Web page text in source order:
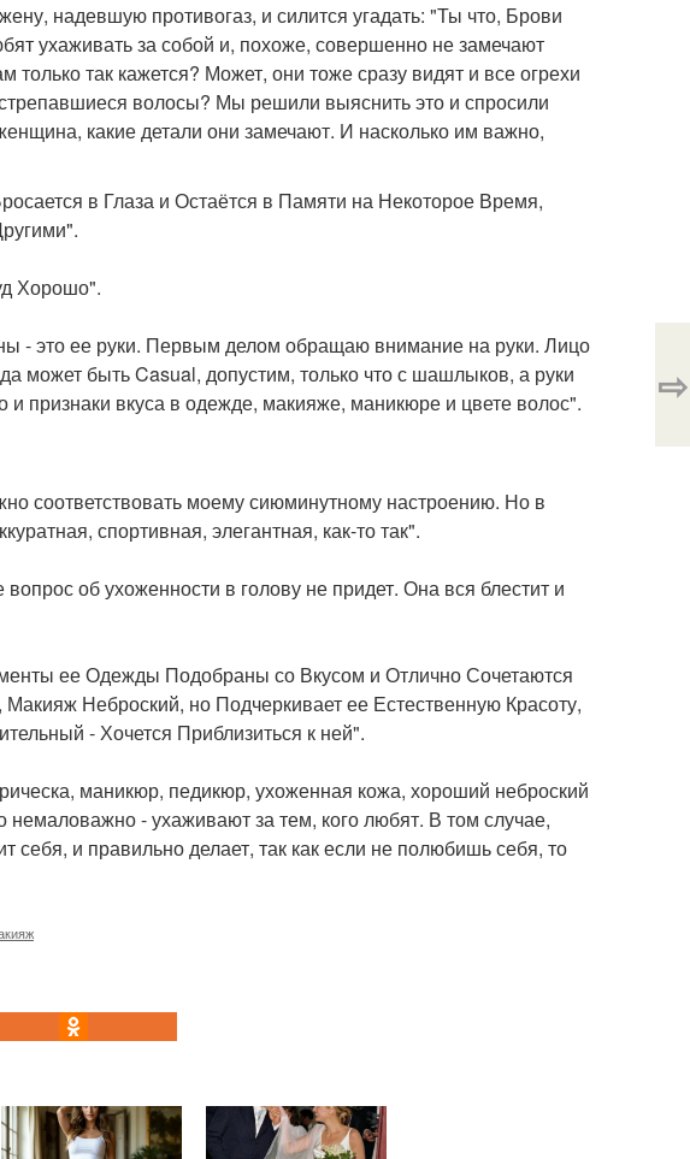
надевшую противогаз, и силится угадать: "Ты что, Брови
ухаживать за собой и, похоже, совершенно не замечают
так кажется? Может, они тоже сразу видят и все огрехи
волосы? Мы решили выяснить это и спросили
какие детали они замечают. И насколько им важно,
в Глаза и Остаётся в Памяти на Некоторое Время,
Хорошо".
- это ее руки. Первым делом обращаю внимание на руки. Лицо
может быть Casual, допустим, только что с шашлыков, а руки
признаки вкуса в одежде, макияже, маникюре и цвете волос".
соответствовать моему сиюминутному настроению. Но в
спортивная, элегантная, как-то так".
об ухоженности в голову не придет. Она вся блестит и
ее Одежды Подобраны со Вкусом и Отлично Сочетаются
Неброский, но Подчеркивает ее Естественную Красоту,
- Хочется Приблизиться к ней".
маникюр, педикюр, ухоженная кожа, хороший неброский
- ухаживают за тем, кого любят. В том случае,
и правильно делает, так как если не полюбишь себя, то
⇨